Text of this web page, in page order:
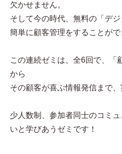
欠かせません。
そして今の時代、無料の「デ
簡単に顧客管理をすることがで
この連続ゼミは、全6回で、「
から
その顧客が喜ぶ情報発信まで、
少人数制、参加者同士のコミ
いと学びあうゼミです！